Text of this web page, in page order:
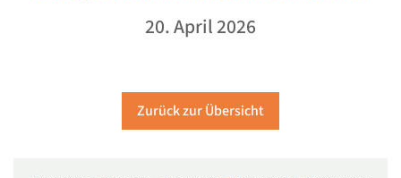
20. April 2026
Zurück zur Übersicht